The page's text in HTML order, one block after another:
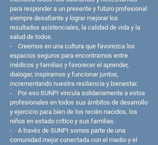
para responder a un presente y futuro profesional
siempre desafiante y lograr mejorar los
resultados asistenciales, la calidad de vida y la
salud de todos.
- Creemos en una cultura que favorezca los
espacios seguros para encontrarnos entre
médicos y familias y favorecer el aprender,
dialogar, inspirarnos y funcionar juntos,
incrementando nuestra resiliencia y bienestar.
- Por eso SUNPI vincula solidariamente a estos
profesionales en todos sus ámbitos de desarrollo
y ejercicio para bien de los recién nacidos, los
niños en estado crítico y sus familias.
- A través de SUNPI somos parte de una
comunidad mejor conectada con el medio y el